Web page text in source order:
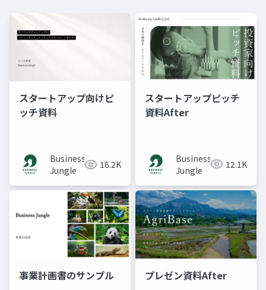
スタートアップ向けピ
ッチ資料
Business
Jungle
16.2K
スタートアップピッチ
資料After
Business
Jungle
12.1K
事業計画書のサンプル プレゼン資料After